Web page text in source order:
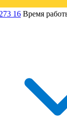
16 Время